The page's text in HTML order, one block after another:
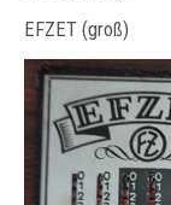
EFZET (groß)